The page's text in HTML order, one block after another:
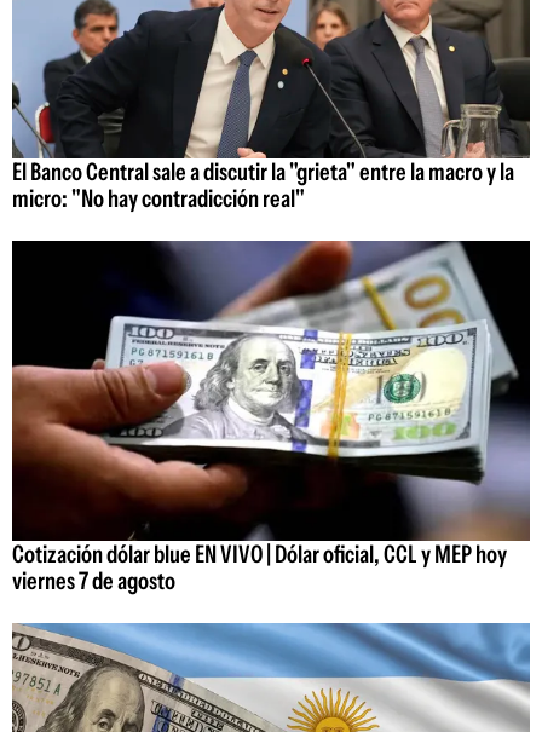
El Banco Central sale a discutir la "grieta" entre la macro y la
micro: "No hay contradicción real"
Cotización dólar blue EN VIVO | Dólar oficial, CCL y MEP hoy
viernes 7 de agosto